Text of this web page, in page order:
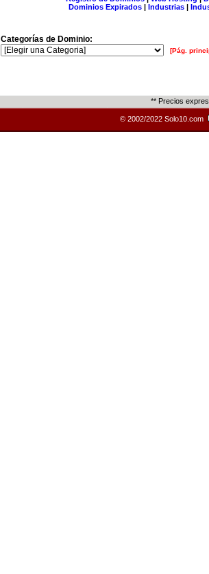
Dominios Expirados | Industrias |
Categorías de Dominio:
[Pág.
** Precios
© 2002/2022 Solo10.com